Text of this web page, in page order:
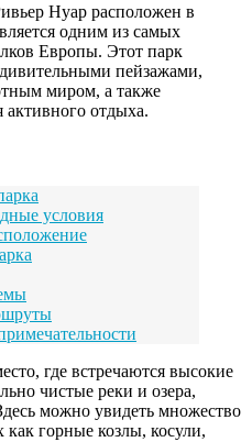
Нуар расположен в
одним из самых
Европы. Этот парк
пейзажами,
миром, а также
отдыха.
условия
где встречаются высокие
чистые реки и озера,
можно увидеть множество
горные козлы, косули,